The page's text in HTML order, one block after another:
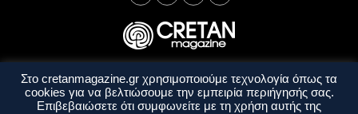
Ταυτότητα Πολιτική Απορρήτου
Όροι Χρήσης
Όροι και Προϋποθέσεις
Στο cretanmagazine.gr χρησιμοποιούμε τεχνολογία όπως τα
cookies για να βελτιώσουμε την εμπειρία περιήγησής σας.
Επιβεβαιώσετε ότι συμφωνείτε με τη χρήση αυτής της